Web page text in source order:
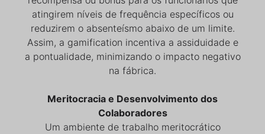
atingirem níveis de frequência específicos ou
reduzirem o absenteísmo abaixo de um limite.
Assim, a gamification incentiva a assiduidade e
a pontualidade, minimizando o impacto negativo
na fábrica.
Meritocracia e Desenvolvimento dos
Colaboradores
Um ambiente de trabalho meritocrático